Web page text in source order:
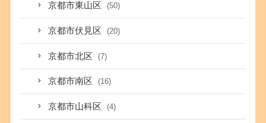
京都市東山区 (50)
京都市伏見区 (20)
京都市北区 (7)
京都市南区 (16)
京都市山科区 (4)